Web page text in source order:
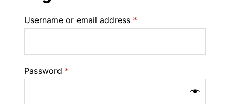
Username or email address *
Password *